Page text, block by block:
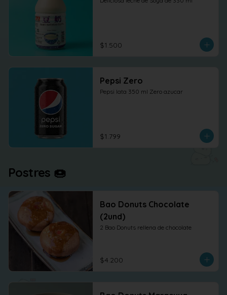
$1.500
Pepsi Zero
Pepsi lata 350 ml Zero azucar
$1.799
Postres 🍩
Bao Donuts Chocolate
(2und)
2 Bao Donuts rellena de chocolate
$4.200